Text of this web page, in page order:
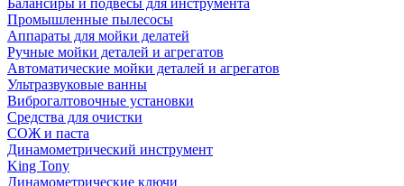
Балансиры и подвесы для инструмента
Промышленные пылесосы
Аппараты для мойки делатей
Ручные мойки деталей и агрегатов
Автоматические мойки деталей и агрегатов
Ультразвуковые ванны
Виброгалтовочные установки
Средства для очистки
СОЖ и паста
Динамометрический инструмент
King Tony
Динамометрические ключи